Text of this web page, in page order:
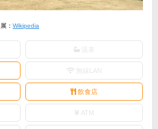
： Wikipedia
無線LAN
飲食店
ATM